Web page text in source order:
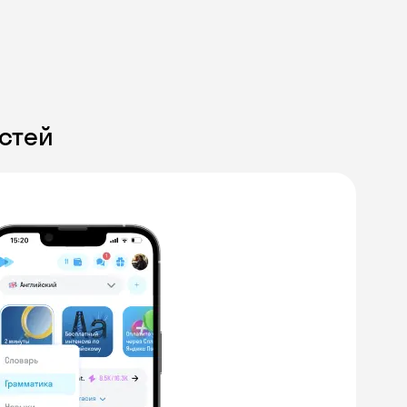
Skyeng Chat
online